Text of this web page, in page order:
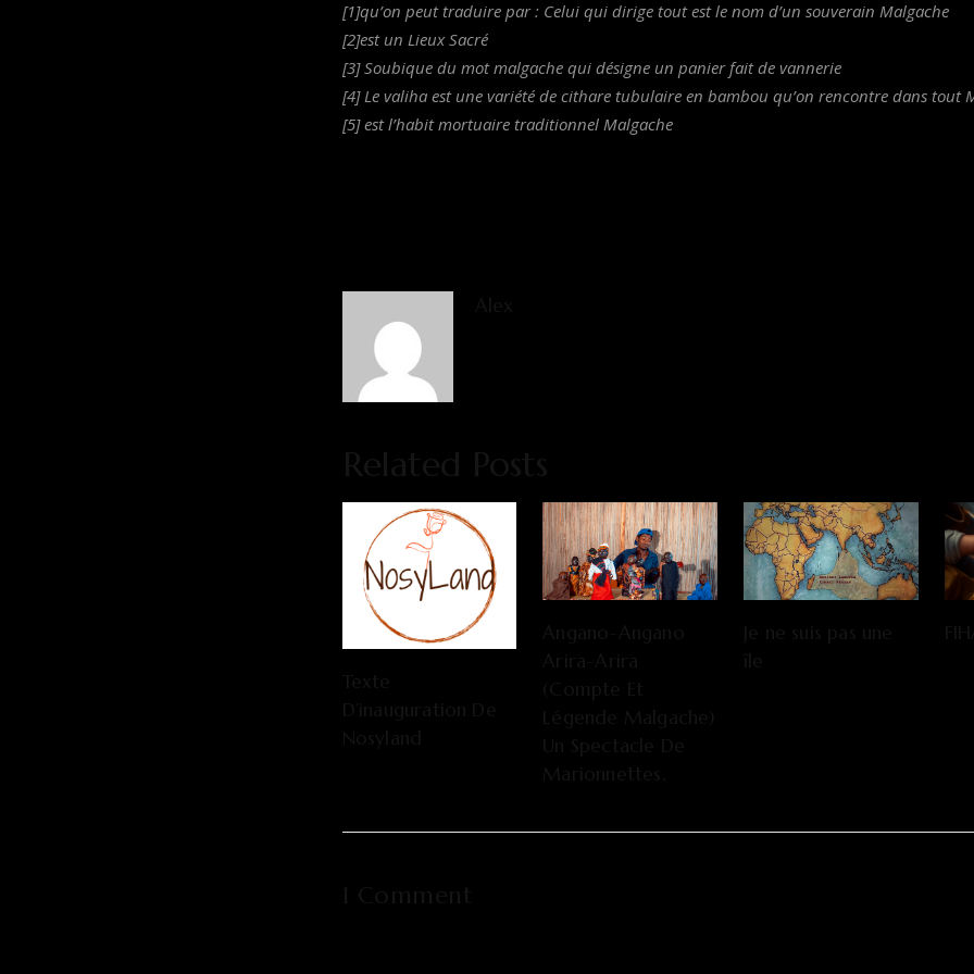
[1]qu’on peut traduire par : Celui qui dirige tout est le nom d’un souverain Malgache
[2]est un Lieux Sacré
[3] Soubique du mot malgache qui désigne un panier fait de vannerie
[4] Le valiha est une variété de cithare tubulaire en bambou qu’on rencontre dans tout
[5] est l’habit mortuaire traditionnel Malgache